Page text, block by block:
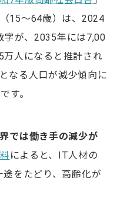
15～64歳）は、2024
字が、2035年には7,00
人になると推計され
なる人口が減少傾向に
す。
では働き手の減少が
によると、IT人材の
をたどり、高齢化が